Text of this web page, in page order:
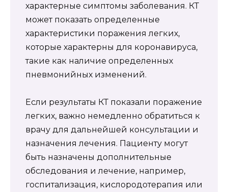
характерные симптомы заболевания. КТ
может показать определенные
характеристики поражения легких,
которые характерны для коронавируса,
такие как наличие определенных
пневмонийных изменений.
Если результаты КТ показали поражение
легких, важно немедленно обратиться к
врачу для дальнейшей консультации и
назначения лечения. Пациенту могут
быть назначены дополнительные
обследования и лечение, например,
госпитализация, кислородотерапия или